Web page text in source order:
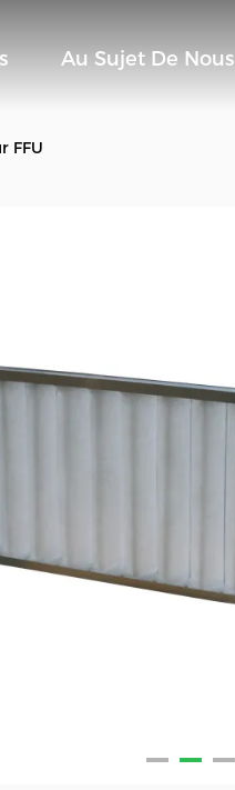
Au Sujet De Nous
FFU